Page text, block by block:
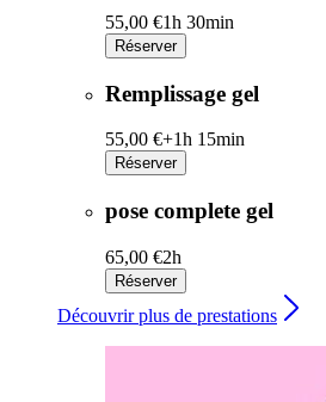
55,00 €1h 30min
Réserver
Remplissage gel
55,00 €+1h 15min
Réserver
pose complete gel
65,00 €2h
Réserver
Découvrir plus de prestations